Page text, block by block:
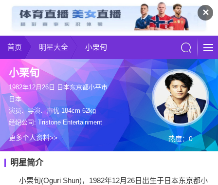
✕
首页 明星大全 小栗旬
热度：0
小栗旬
1982年12月26日 日本东京都小平市
日本
演员、导演、声优 184cm 62kg
经纪公司: Tristone Entertainment
更多个人资料>>
明星简介
小栗旬(Oguri Shun)，1982年12月26日出生于日本东京都小